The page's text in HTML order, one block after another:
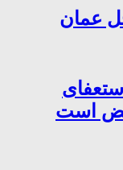
عمان
است